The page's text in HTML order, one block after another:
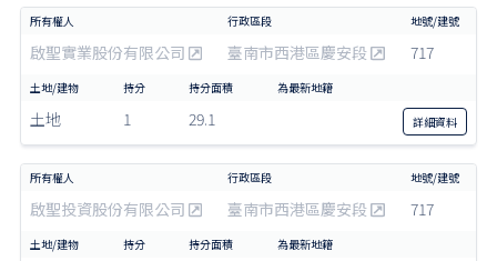
啟聖實業股份有限公司 臺南市西港區慶安段 717
土地 1 29.1 詳細資料
啟聖投資股份有限公司 臺南市西港區慶安段 717